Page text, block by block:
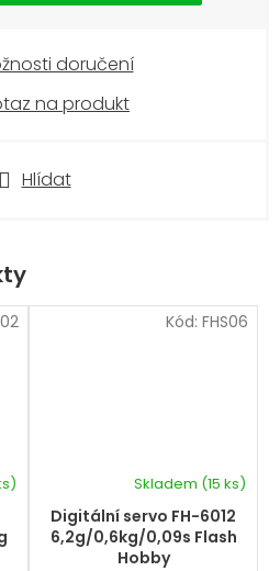
Hlídat
doručení
na produkt
Digitální servo FH-6012
6,2g/0,6kg/0,09s Flash
Hobby
Skladem (15 ks)
Kód: FHS06